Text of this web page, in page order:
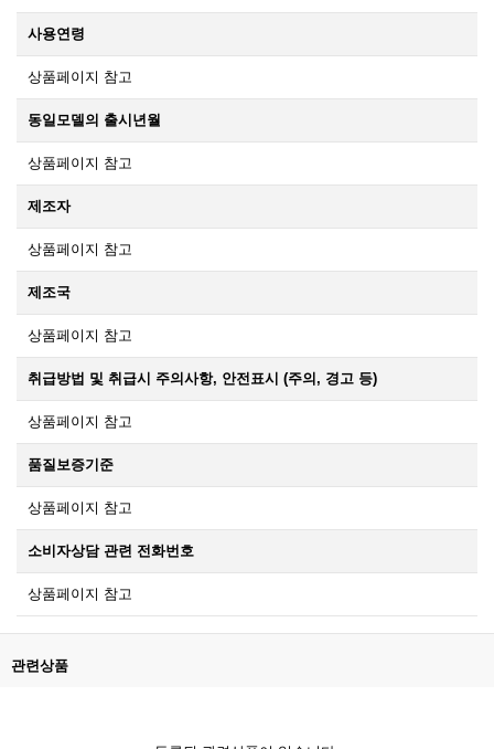
사용연령
상품페이지 참고
동일모델의 출시년월
상품페이지 참고
제조자
상품페이지 참고
제조국
상품페이지 참고
취급방법 및 취급시 주의사항, 안전표시 (주의, 경고 등)
상품페이지 참고
품질보증기준
상품페이지 참고
소비자상담 관련 전화번호
상품페이지 참고
관련상품